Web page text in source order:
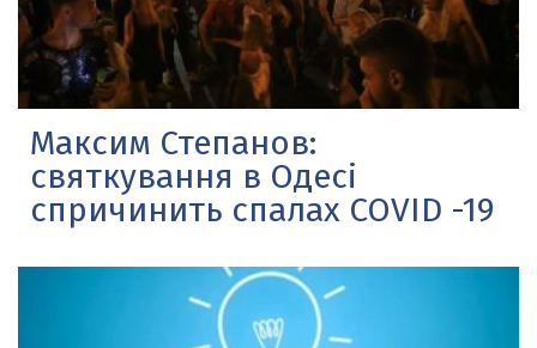
Максим Степанов:
святкування в Одесі
спричинить спалах COVID -19